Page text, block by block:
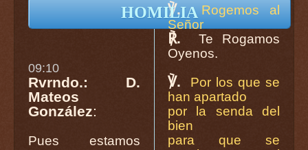
HOMILIA
09:10
Rvrndo.: D.
Mateos
González:
Pues estamos
℣.
Rogemos al
Señor
℟.
Te Rogamos
Oyenos.
℣.
Por los que se
han apartado
por la senda del
bien
para que se